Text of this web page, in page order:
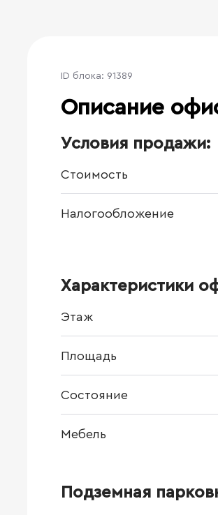
ID блока: 91389
Описание
Условия продажи:
Стоимость
Налогообложение
Характеристики
Этаж
Площадь
Состояние
Мебель
Подземная